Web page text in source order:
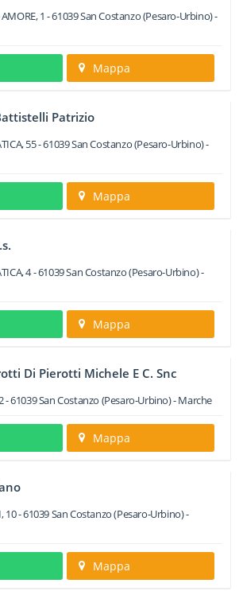
1 -61039San Costanzo(Pesaro-Urbino) -
Mappa
Patrizio
55-61039San Costanzo(Pesaro-Urbino) -
Mappa
4-61039San Costanzo(Pesaro-Urbino) -
Mappa
Di Pierotti Michele E C. Snc
-61039San Costanzo (Pesaro-Urbino) -Marche
Mappa
10-61039San Costanzo(Pesaro-Urbino) -
Mappa